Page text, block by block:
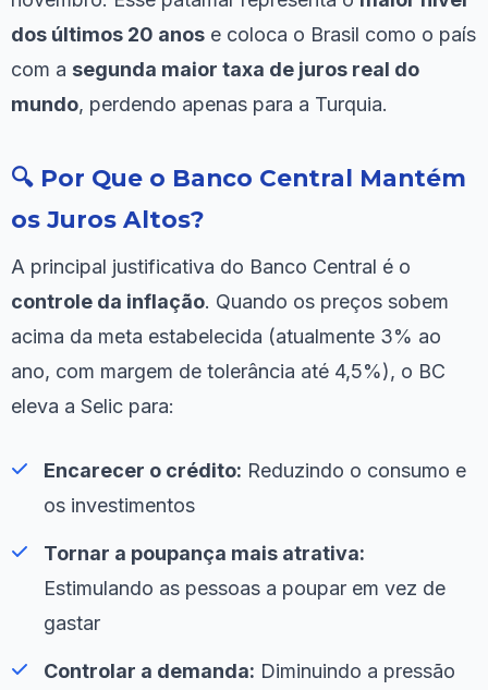
dos últimos 20 anos e coloca o Brasil como o país
com a segunda maior taxa de juros real do
mundo, perdendo apenas para a Turquia.
🔍 Por Que o Banco Central Mantém
os Juros Altos?
A principal justificativa do Banco Central é o
controle da inflação. Quando os preços sobem
acima da meta estabelecida (atualmente 3% ao
ano, com margem de tolerância até 4,5%), o BC
eleva a Selic para:
Encarecer o crédito: Reduzindo o consumo e
os investimentos
Tornar a poupança mais atrativa:
Estimulando as pessoas a poupar em vez de
gastar
Controlar a demanda: Diminuindo a pressão